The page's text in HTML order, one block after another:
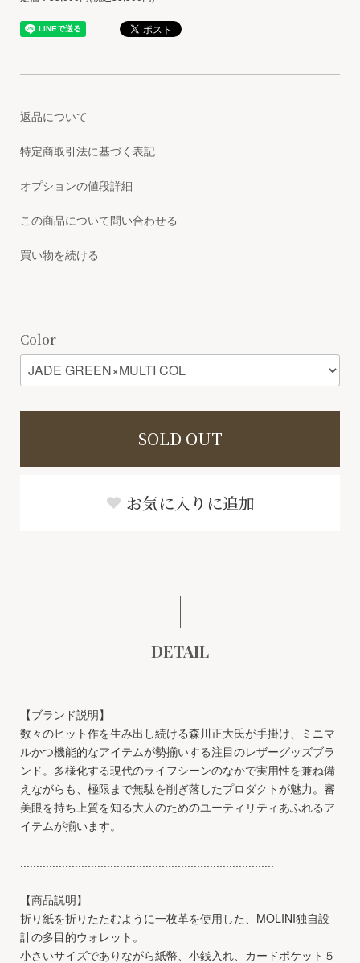
返品について
特定商取引法に基づく表記
オプションの値段詳細
この商品について問い合わせる
買い物を続ける
Color
SOLD OUT
お気に入りに追加
DETAIL
【ブランド説明】
数々のヒット作を生み出し続ける森川正大氏が手掛け、ミニマ
ルかつ機能的なアイテムが勢揃いする注目のレザーグッズブラ
ンド。多様化する現代のライフシーンのなかで実用性を兼ね備
えながらも、極限まで無駄を削ぎ落したプロダクトが魅力。審
美眼を持ち上質を知る大人のためのユーティリティあふれるア
イテムが揃います。
...............................................................................
【商品説明】
折り紙を折りたたむように一枚革を使用した、MOLINI独自設
計の多目的ウォレット。
小さいサイズでありながら紙幣、小銭入れ、カードポケット５